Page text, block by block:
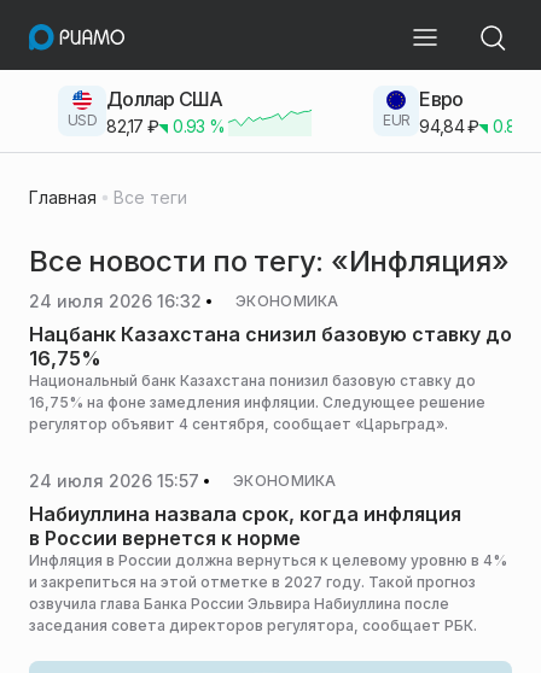
USD
Доллар США
82,17 ₽ 0.93 % EUR
Евро
94,84₽ 0.83
Главная Все теги
Все новости по тегу: «Инфляция»
24 июля 2026 16:32 ЭКОНОМИКА
Нацбанк Казахстана снизил базовую ставку до
16,75%
Национальный банк Казахстана понизил базовую ставку до
16,75% на фоне замедления инфляции. Следующее решение
регулятор объявит 4 сентября, сообщает «Царьград».
24 июля 2026 15:57 ЭКОНОМИКА
Набиуллина назвала срок, когда инфляция
в России вернется к норме
Инфляция в России должна вернуться к целевому уровню в 4%
и закрепиться на этой отметке в 2027 году. Такой прогноз
озвучила глава Банка России Эльвира Набиуллина после
заседания совета директоров регулятора, сообщает РБК.